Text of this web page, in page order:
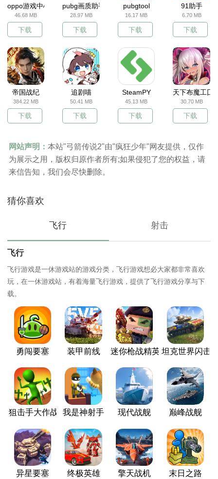
oppo游戏中心
46.68 MB
下载
pubg画质助手
28.97 MB
下载
pubgtool
16.17 MB
下载
91助手
6.70 MB
下载
帝国战纪
384.22 MB
下载
追剧喵
50.41 MB
下载
SteamPY
45.13 MB
下载
天下布魔工囗
30.70 MB
下载
网站声明： 本站"弓箭传说2"由"疯狂少年"网友提供，仅作
为展示之用，版权归原作者所有;如果侵犯了您的权益，请
来信告知，我们会尽快删除。
猜你喜欢
飞行 射击
飞行
飞行游戏是一休游戏站的游戏分类，飞行游戏想必大家都非常喜欢
玩，在一休游戏站，有着海量飞行游戏，提供了飞行游戏分享与下
载。
勇闯要塞 装甲前线 迷你枪战精英 坦克世界闪击
狙击手大作战 我是神射手 现代战舰 巅峰战舰
异星要塞 终极英雄 擎天战机 末日之路